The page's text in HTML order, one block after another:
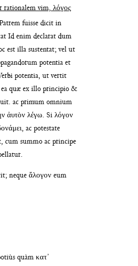
rationalem vim, λόγος
fuisse dicit in
Id enim declarat dum
est illa sustentat; vel ut
gandorum potentia et
potentia, ut vertit
quæ ex illo principio &
ac primum omnium
ἀυτὸν λέγω. Si λόγον
ac potestate
cum summo ac principe
neque ἄλογον eum
quàm κατ᾽